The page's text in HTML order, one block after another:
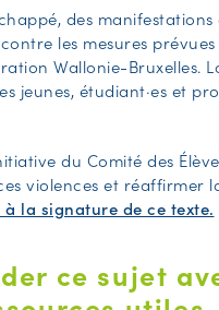
des
les mesures
Wallonie-Bruxelles.
jeunes, étudiant·es et
du Comité des
violences et réaffirmer
la signature de ce texte.
ce sujet